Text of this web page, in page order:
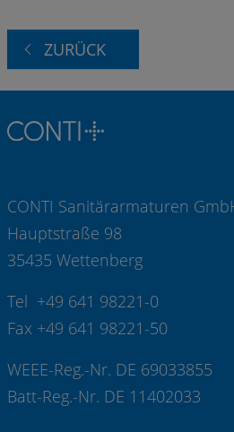
ZURÜCK
CONTI Sanitärarmaturen
Hauptstraße 98
35435 Wettenberg
Tel +49 641 98221-0
Fax +49 641 98221-50
WEEE-Reg.-Nr. DE 69033855
Batt-Reg.-Nr. DE 11402033